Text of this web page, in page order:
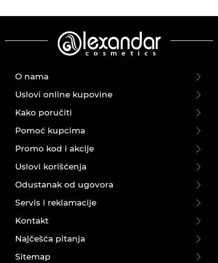
O nama
Uslovi online kupovine
Kako poručiti
Pomoć kupcima
Promo kod i akcije
Uslovi korišćenja
Odustanak od ugovora
Servis i reklamacije
Kontakt
Najčešća pitanja
Sitemap